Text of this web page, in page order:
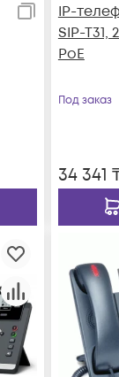
IP-
SIP-T31,
PoE
Под заказ
34 341